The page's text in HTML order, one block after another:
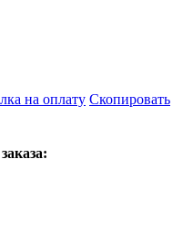
на оплату Скопировать